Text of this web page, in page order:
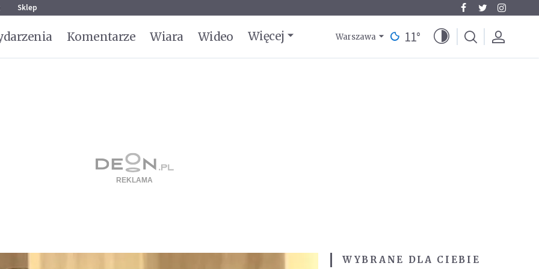
Sklep
Komentarze Wiara Wideo Więcej Warszawa 11°
WYBRANE DLA CIEBIE